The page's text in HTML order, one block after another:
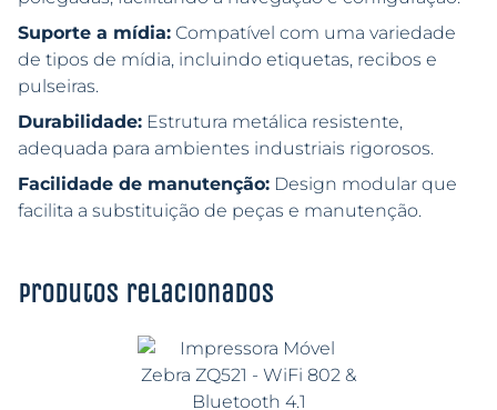
Suporte a mídia: Compatível com uma variedade
de tipos de mídia, incluindo etiquetas, recibos e
pulseiras.
Durabilidade: Estrutura metálica resistente,
adequada para ambientes industriais rigorosos.
Facilidade de manutenção: Design modular que
facilita a substituição de peças e manutenção.
Produtos relacionados